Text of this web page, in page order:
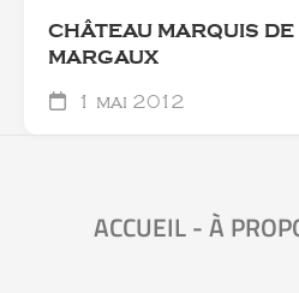
CHÂTEAU MARQUIS
MARGAUX
1 mai 2012
ACCUEIL-À